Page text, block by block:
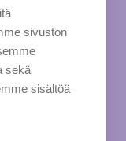
sivuston
sekä
sisältöä